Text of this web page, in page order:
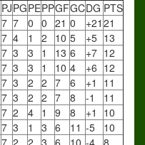
PJPGPEPPGFGCDG PTS
7 7 0 0 21 0 +21 21
7 4 1 2 10 5 +5 13
7 3 3 1 13 6 +7 12
7 3 3 1 10 4 +6 12
7 3 2 2 7 6 +1
11
7 3 2 2 7 8 -1
11
7 2 4 1 9 8 +1
10
7 3 1 3 6 11 -5
10
7 2 2 3 6 10 -4 8